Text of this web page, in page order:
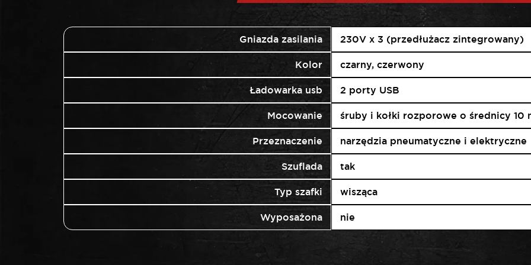
Gniazda zasilania 230V x 3 (przedłużacz zintegrowany)
Kolor czarny, czerwony
Ładowarka usb 2 porty USB
Mocowanie śruby i kołki rozporowe o średnicy 10
Przeznaczenie narzędzia pneumatyczne i elektryczne
Szuflada tak
Typ szafki wisząca
Wyposażona nie